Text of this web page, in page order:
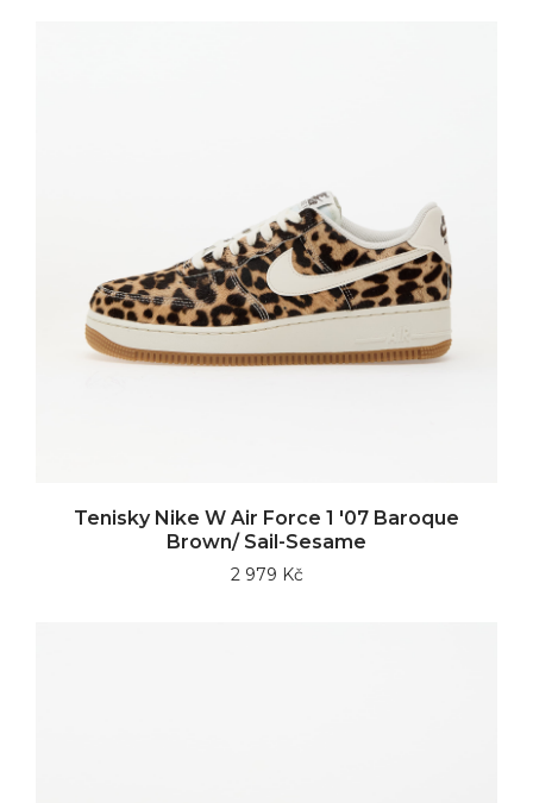
Tenisky Nike W Air Force 1 '07 Baroque
Brown/ Sail-Sesame
2 979 Kč